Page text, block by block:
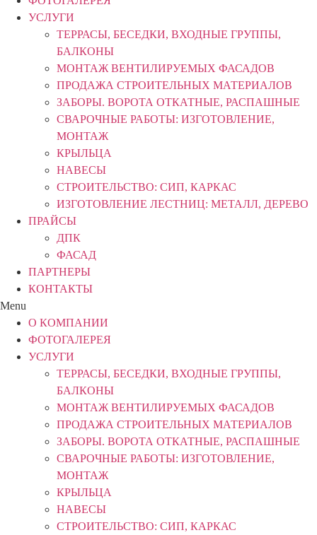
УСЛУГИ
ТЕРРАСЫ, БЕСЕДКИ, ВХОДНЫЕ ГРУППЫ,
БАЛКОНЫ
МОНТАЖ ВЕНТИЛИРУЕМЫХ ФАСАДОВ
ПРОДАЖА СТРОИТЕЛЬНЫХ МАТЕРИАЛОВ
ЗАБОРЫ. ВОРОТА ОТКАТНЫЕ, РАСПАШНЫЕ
СВАРОЧНЫЕ РАБОТЫ: ИЗГОТОВЛЕНИЕ,
МОНТАЖ
КРЫЛЬЦА
НАВЕСЫ
СТРОИТЕЛЬСТВО: СИП, КАРКАС
ИЗГОТОВЛЕНИЕ ЛЕСТНИЦ: МЕТАЛЛ, ДЕРЕВО
ПРАЙСЫ
ДПК
ФАСАД
ПАРТНЕРЫ
КОНТАКТЫ
Menu
О КОМПАНИИ
ФОТОГАЛЕРЕЯ
УСЛУГИ
ТЕРРАСЫ, БЕСЕДКИ, ВХОДНЫЕ ГРУППЫ,
БАЛКОНЫ
МОНТАЖ ВЕНТИЛИРУЕМЫХ ФАСАДОВ
ПРОДАЖА СТРОИТЕЛЬНЫХ МАТЕРИАЛОВ
ЗАБОРЫ. ВОРОТА ОТКАТНЫЕ, РАСПАШНЫЕ
СВАРОЧНЫЕ РАБОТЫ: ИЗГОТОВЛЕНИЕ,
МОНТАЖ
КРЫЛЬЦА
НАВЕСЫ
СТРОИТЕЛЬСТВО: СИП, КАРКАС